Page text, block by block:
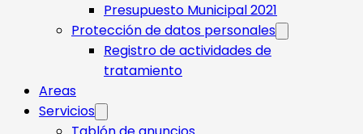
Presupuesto Municipal 2021
Protección de datos personales
Registro de actividades de
tratamiento
Areas
Servicios